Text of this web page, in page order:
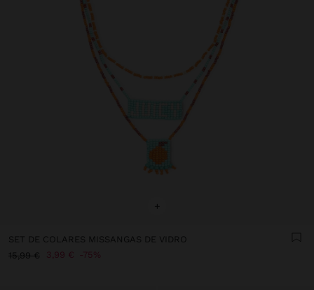
+
SET DE COLARES MISSANGAS DE VIDRO
15,99 €
3,99 € 75%